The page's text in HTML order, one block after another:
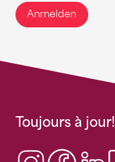
Anmelden
Toujours à jour!